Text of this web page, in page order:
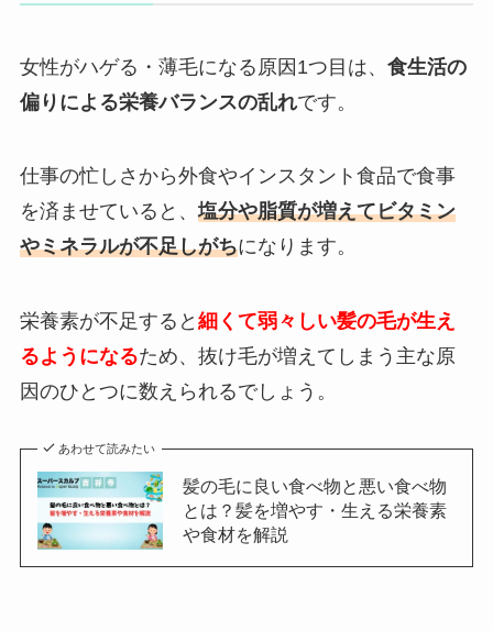
女性がハゲる・薄毛になる原因1つ目は、 食生活の
偏りによる栄養バランスの乱れです。
仕事の忙しさから外食やインスタント食品で食事
を済ませていると、 塩分や脂質が増えてビタミン
やミネラルが不足しがちになります。
栄養素が不足すると 細くて弱々しい髪の毛が生え
るようになるため、抜け毛が増えてしまう主な原
因のひとつに数えられるでしょう。
あわせて読みたい
髪の毛に良い食べ物と悪い食べ物
とは？髪を増やす・生える栄養素
や食材を解説